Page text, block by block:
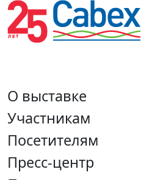
О выставке
Участникам
Посетителям
Пресс-центр